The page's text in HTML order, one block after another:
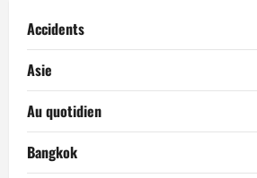
Accidents
Asie
Au quotidien
Bangkok